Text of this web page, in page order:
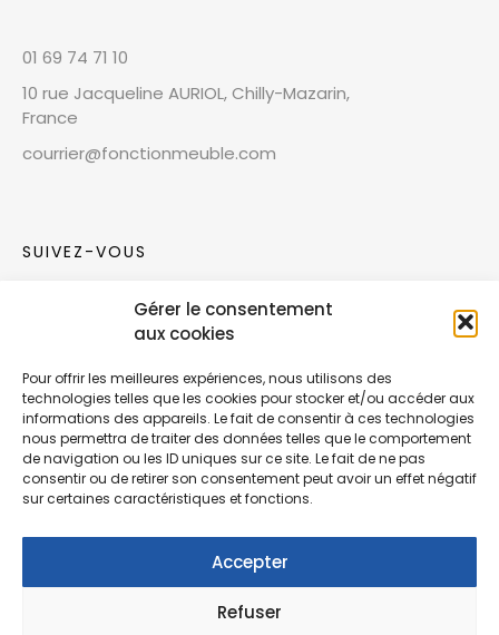
Gérer le consentement
aux cookies
Pour offrir les meilleures expériences, nous utilisons des
technologies telles que les cookies pour stocker et/ou accéder aux
informations des appareils. Le fait de consentir à ces technologies
nous permettra de traiter des données telles que le comportement
de navigation ou les ID uniques sur ce site. Le fait de ne pas
consentir ou de retirer son consentement peut avoir un effet négatif
sur certaines caractéristiques et fonctions.
Accepter
Refuser
01 69 74 71 10
10 rue Jacqueline AURIOL, Chilly-Mazarin,
France
courrier@fonctionmeuble.com
SUIVEZ-VOUS
Rejoignez notre communauté sur les réseaux
Nouvelles collections, vie de l’équipe ou
inspirations : soyez informés de nos dernières
actualités.
© Copyright Fonction Meuble